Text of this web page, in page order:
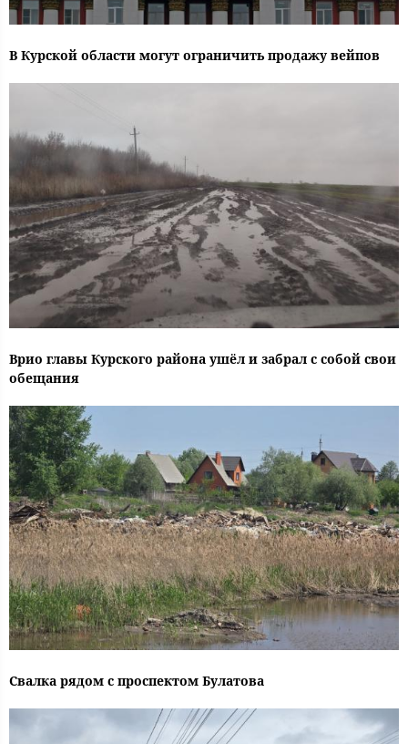
В Курской области могут ограничить продажу вейпов
Врио главы Курского района ушёл и забрал с собой свои
обещания
Свалка рядом с проспектом Булатова